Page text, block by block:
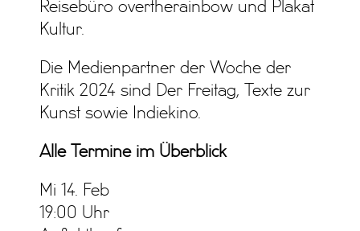
Reisebüro overtherainbow und Plakat
Kultur.
Die Medienpartner der Woche der
Kritik 2024 sind Der Freitag, Texte zur
Kunst sowie Indiekino.
Alle Termine im Überblick
Mi 14. Feb
19:00 Uhr